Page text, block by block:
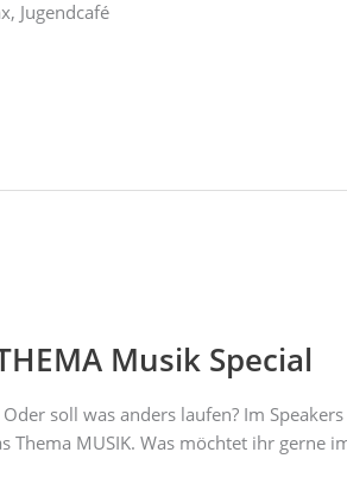
Jugendcafé
Musik Special
soll was anders laufen? Im
Thema MUSIK. Was möchtet ihr